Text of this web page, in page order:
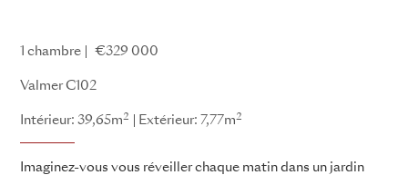
1 chambre €329 000
Valmer C102
Intérieur: 39,65m2 Extérieur: 7,77m2
Imaginez-vous vous réveiller chaque matin dans un jardin